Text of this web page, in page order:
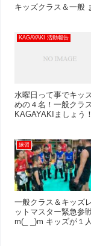
キッズクラス＆一般
KAGAYAKI 活動報告
水曜日って事でキッ
めの４名！一般クラ
KAGAYAKIましょう
練習
一般クラス＆キッズ
ットマスター緊急参
m(_ _)m キッズが１